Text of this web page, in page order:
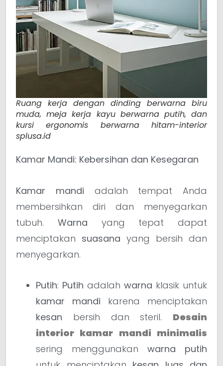
Ruang kerja dengan dinding berwarna biru
muda, meja kerja kayu berwarna putih, dan
kursi ergonomis berwarna hitam-interior
splusa.id
Kamar Mandi: Kebersihan dan Kesegaran
Kamar mandi adalah tempat Anda
membersihkan diri dan menyegarkan
tubuh. Warna yang tepat dapat
menciptakan suasana yang bersih dan
menyegarkan.
Putih: Putih adalah warna klasik untuk
kamar mandi karena menciptakan
kesan bersih dan steril. Desain
interior kamar mandi minimalis
sering menggunakan warna putih